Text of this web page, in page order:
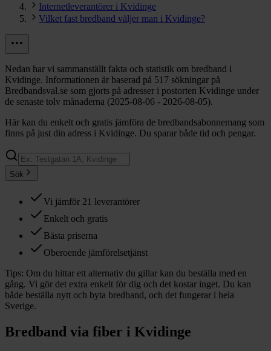
Internetleverantörer i Kvidinge
Vilket fast bredband väljer man i Kvidinge?
Nedan har vi sammanställt fakta och statistik om bredband i
Kvidinge. Informationen är baserad på 517 sökningar på
Bredbandsval.se som gjorts på adresser i postorten Kvidinge under
de senaste tolv månaderna (2025-08-06 - 2026-08-05).
Här kan du enkelt och gratis jämföra de bredbandsabonnemang som
finns på just din adress i Kvidinge. Du sparar både tid och pengar.
Sök
Vi jämför 21 leverantörer
Enkelt och gratis
Bästa priserna
Oberoende jämförelsetjänst
Tips: Om du hittar ett alternativ du gillar kan du beställa med en
gång. Vi gör det extra enkelt för dig och det kostar inget. Du kan
både beställa nytt och byta bredband, och det fungerar i hela
Sverige.
Bredband via fiber i Kvidinge